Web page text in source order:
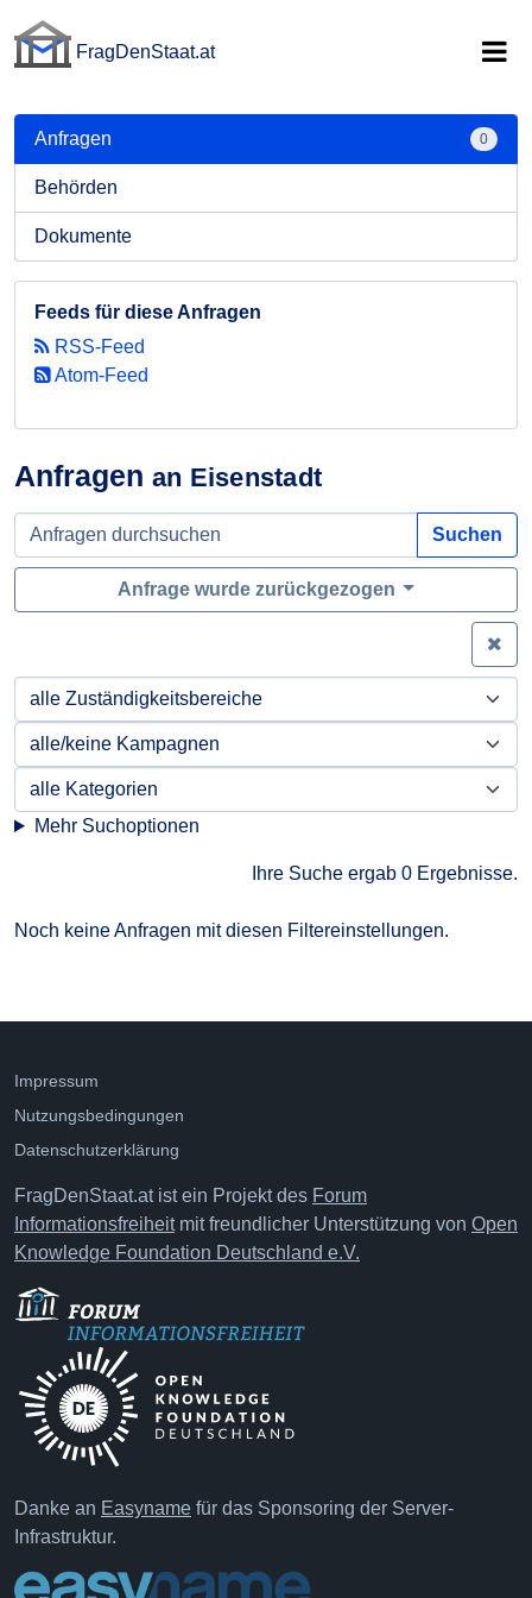
FragDenStaat.at
Anfragen an Eisenstadt
Suchen
Anfrage wurde zurückgezogen
Mehr Suchoptionen
Ihre Suche ergab 0 Ergebnisse.
Noch keine Anfragen mit diesen Filtereinstellungen.
Anfragen 0
Behörden
Dokumente
Feeds für diese Anfragen
RSS-Feed
Atom-Feed
Impressum
Nutzungsbedingungen
Datenschutzerklärung
FragDenStaat.at ist ein Projekt des Forum
Informationsfreiheitmit freundlicher Unterstützung von Open
Knowledge Foundation Deutschland e.V.
Danke an Easyname für das Sponsoring der Server-
Infrastruktur.